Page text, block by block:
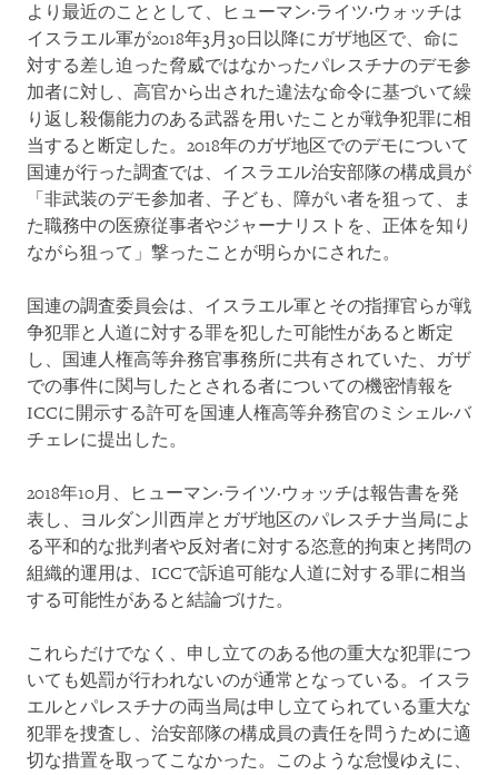
より最近のこととして、ヒューマン·ライツ·ウォッチは
イスラエル軍が2018年3月30日以降にガザ地区で、命に
対する差し迫った脅威ではなかったパレスチナのデモ参
加者に対し、高官から出された違法な命令に基づいて繰
り返し殺傷能力のある武器を用いたことが戦争犯罪に相
当すると断定した。2018年のガザ地区でのデモについて
国連が行った調査では、イスラエル治安部隊の構成員が
「非武装のデモ参加者、子ども、障がい者を狙って、ま
た職務中の医療従事者やジャーナリストを、正体を知り
ながら狙って」撃ったことが明らかにされた。
国連の調査委員会は、イスラエル軍とその指揮官らが戦
争犯罪と人道に対する罪を犯した可能性があると断定
し、国連人権高等弁務官事務所に共有されていた、ガザ
での事件に関与したとされる者についての機密情報を
ICCに開示する許可を国連人権高等弁務官のミシェル·バ
チェレに提出した。
2018年10月、ヒューマン·ライツ·ウォッチは報告書を発
表し、ヨルダン川西岸とガザ地区のパレスチナ当局によ
る平和的な批判者や反対者に対する恣意的拘束と拷問の
組織的運用は、ICCで訴追可能な人道に対する罪に相当
する可能性があると結論づけた。
これらだけでなく、申し立てのある他の重大な犯罪につ
いても処罰が行われないのが通常となっている。イスラ
エルとパレスチナの両当局は申し立てられている重大な
犯罪を捜査し、治安部隊の構成員の責任を問うために適
切な措置を取ってこなかった。このような怠慢ゆえに、